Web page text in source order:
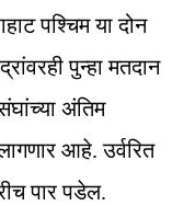
पश्चिम या दोन
पुन्हा मतदान
अंतिम
आहे. उर्वरित
पार पडेल.